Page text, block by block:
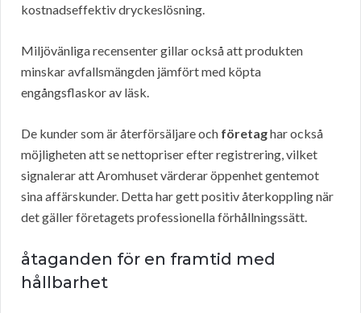
kostnadseffektiv dryckeslösning.
Miljövänliga recensenter gillar också att produkten
minskar avfallsmängden jämfört med köpta
engångsflaskor av läsk.
De kunder som är återförsäljare och företaghar också
möjligheten att se nettopriser efter registrering, vilket
signalerar att Aromhuset värderar öppenhet gentemot
sina affärskunder. Detta har gett positiv återkoppling när
det gäller företagets professionella förhållningssätt.
åtaganden för en framtid med
hållbarhet